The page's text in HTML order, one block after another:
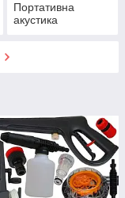
Портативна
акустика